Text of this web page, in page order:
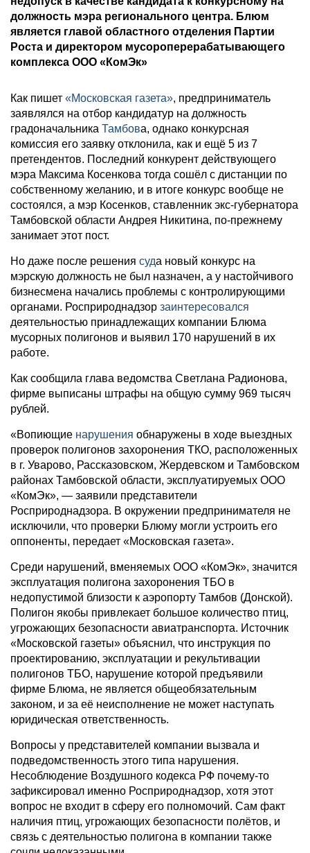
должность мэра регионального центра. Блюм
является главой областного отделения Партии
Роста и директором мусороперерабатывающего
комплекса ООО «КомЭк»
Как пишет «Московская газета», предприниматель
заявлялся на отбор кандидатур на должность
градоначальника Тамбова, однако конкурсная
комиссия его заявку отклонила, как и ещё 5 из 7
претендентов. Последний конкурент действующего
мэра Максима Косенкова тогда сошёл с дистанции по
собственному желанию, и в итоге конкурс вообще не
состоялся, а мэр Косенков, ставленник экс-губернатора
Тамбовской области Андрея Никитина, по-прежнему
занимает этот пост.
Но даже после решения суда новый конкурс на
мэрскую должность не был назначен, а у настойчивого
бизнесмена начались проблемы с контролирующими
органами. Росприроднадзор заинтересовался
деятельностью принадлежащих компании Блюма
мусорных полигонов и выявил 170 нарушений в их
работе.
Как сообщила глава ведомства Светлана Радионова,
фирме выписаны штрафы на общую сумму 969 тысяч
рублей.
«Вопиющие нарушения обнаружены в ходе выездных
проверок полигонов захоронения ТКО, расположенных
в г. Уварово, Рассказовском, Жердевском и Тамбовском
районах Тамбовской области, эксплуатируемых ООО
«КомЭк», — заявили представители
Росприроднадзора. В окружении предпринимателя не
исключили, что проверки Блюму могли устроить его
оппоненты, передает «Московская газета».
Среди нарушений, вменяемых ООО «КомЭк», значится
эксплуатация полигона захоронения ТБО в
недопустимой близости к аэропорту Тамбов (Донской).
Полигон якобы привлекает большое количество птиц,
угрожающих безопасности авиатранспорта. Источник
«Московской газеты» объяснил, что инструкция по
проектированию, эксплуатации и рекультивации
полигонов ТБО, нарушение которой предъявили
фирме Блюма, не является общеобязательным
законом, и за её неисполнение не может наступать
юридическая ответственность.
Вопросы у представителей компании вызвала и
подведомственность этого типа нарушения.
Несоблюдение Воздушного кодекса РФ почему-то
зафиксировал именно Росприроднадзор, хотя этот
вопрос не входит в сферу его полномочий. Сам факт
наличия птиц, угрожающих безопасности полётов, и
связь с деятельностью полигона в компании также